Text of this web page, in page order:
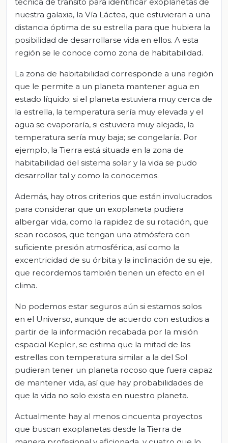
nuestra galaxia, la Vía Láctea, que estuvieran a una
distancia óptima de su estrella para que hubiera la
posibilidad de desarrollarse vida en ellos. A esta
región se le conoce como zona de habitabilidad.
La zona de habitabilidad corresponde a una región
que le permite a un planeta mantener agua en
estado líquido; si el planeta estuviera muy cerca de
la estrella, la temperatura sería muy elevada y el
agua se evaporaría, si estuviera muy alejada, la
temperatura sería muy baja; se congelaría. Por
ejemplo, la Tierra está situada en la zona de
habitabilidad del sistema solar y la vida se pudo
desarrollar tal y como la conocemos.
Además, hay otros criterios que están involucrados
para considerar que un exoplaneta pudiera
albergar vida, como la rapidez de su rotación, que
sean rocosos, que tengan una atmósfera con
suficiente presión atmosférica, así como la
excentricidad de su órbita y la inclinación de su eje,
que recordemos también tienen un efecto en el
clima.
No podemos estar seguros aún si estamos solos
en el Universo, aunque de acuerdo con estudios a
partir de la información recabada por la misión
espacial Kepler, se estima que la mitad de las
estrellas con temperatura similar a la del Sol
pudieran tener un planeta rocoso que fuera capaz
de mantener vida, así que hay probabilidades de
que la vida no solo exista en nuestro planeta.
Actualmente hay al menos cincuenta proyectos
que buscan exoplanetas desde la Tierra de